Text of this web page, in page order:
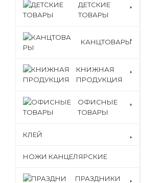
ДЕТСКИЕ
ТОВАРЫ
КАНЦТОВАРЫ
КНИЖНАЯ
ПРОДУКЦИЯ
ОФИСНЫЕ
ТОВАРЫ
КЛЕЙ
НОЖИ КАНЦЕЛЯРСКИЕ
ПРАЗДНИКИ